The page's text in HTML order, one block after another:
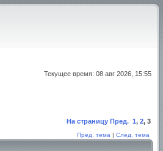
Текущее время: 08 авг 2026, 15:55
На страницу Пред. 1, 2, 3
Пред. тема | След. тема